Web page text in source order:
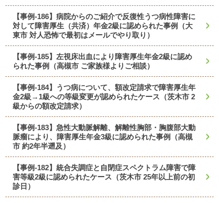
【事例-186】病院からのご紹介で反復性うつ病性障害に
対して障害厚生（共済）年金2級に認められた事例（大
東市 対人恐怖で最初はメールでやり取り）
【事例-185】左視床出血により障害厚生年金2級に認め
られた事例（高槻市 ご家族様よりご相談）
【事例-184】うつ病について、額改定請求で障害厚生年
金2級→1級への等級変更が認められたケース（茨木市 2
級からの額改定請求）
【事例-183】急性大動脈解離、解離性胸部・胸腹部大動
脈瘤により、障害厚生年金3級に認められた事例（高槻
市 約2年半遡及）
【事例-182】統合失調症と自閉症スペクトラム障害で障
害等級2級に認められたケース（茨木市 25年以上前の初
診日）